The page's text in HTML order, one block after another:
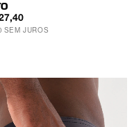
SEM JUROS